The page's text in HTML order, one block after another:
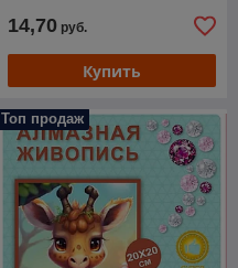
14,70 руб.
Купить
Топ продаж